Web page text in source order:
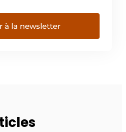
à la newsletter